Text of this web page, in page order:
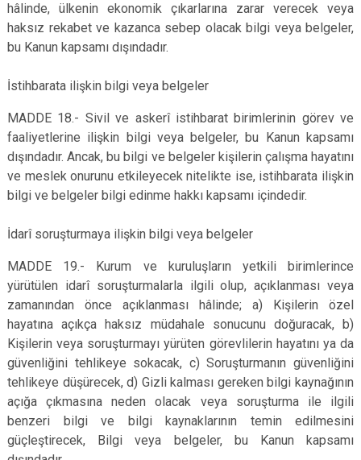
hâlinde, ülkenin ekonomik çıkarlarına zarar verecek veya
haksız rekabet ve kazanca sebep olacak bilgi veya belgeler,
bu Kanun kapsamı dışındadır.
İstihbarata ilişkin bilgi veya belgeler
MADDE 18.- Sivil ve askerî istihbarat birimlerinin görev ve
faaliyetlerine ilişkin bilgi veya belgeler, bu Kanun kapsamı
dışındadır. Ancak, bu bilgi ve belgeler kişilerin çalışma hayatını
ve meslek onurunu etkileyecek nitelikte ise, istihbarata ilişkin
bilgi ve belgeler bilgi edinme hakkı kapsamı içindedir.
İdarî soruşturmaya ilişkin bilgi veya belgeler
MADDE 19.- Kurum ve kuruluşların yetkili birimlerince
yürütülen idarî soruşturmalarla ilgili olup, açıklanması veya
zamanından önce açıklanması hâlinde; a) Kişilerin özel
hayatına açıkça haksız müdahale sonucunu doğuracak, b)
Kişilerin veya soruşturmayı yürüten görevlilerin hayatını ya da
güvenliğini tehlikeye sokacak, c) Soruşturmanın güvenliğini
tehlikeye düşürecek, d) Gizli kalması gereken bilgi kaynağının
açığa çıkmasına neden olacak veya soruşturma ile ilgili
benzeri bilgi ve bilgi kaynaklarının temin edilmesini
güçleştirecek, Bilgi veya belgeler, bu Kanun kapsamı